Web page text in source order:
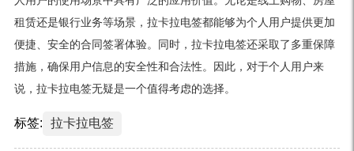
租赁还是银行业务等场景，拉卡拉电签都能够为个人用户提供更加
便捷、安全的合同签署体验。同时，拉卡拉电签还采取了多重保障
措施，确保用户信息的安全性和合法性。因此，对于个人用户来
说，拉卡拉电签无疑是一个值得考虑的选择。
标签: 拉卡拉电签